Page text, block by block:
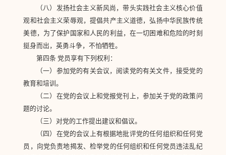
（八）发扬社会主义新风尚，带头实践社会主义核心价值
观和社会主义荣辱观，提倡共产主义道德，弘扬中华民族传统
美德，为了保护国家和人民的利益，在一切困难和危险的时刻
挺身而出，英勇斗争，不怕牺牲。
第四条 党员享有下列权利：
（一）参加党的有关会议，阅读党的有关文件，接受党的
教育和培训。
（二）在党的会议上和党报党刊上，参加关于党的政策问
题的讨论。
（三）对党的工作提出建议和倡议。
（四）在党的会议上有根据地批评党的任何组织和任何党
员，向党负责地揭发、检举党的任何组织和任何党员违法乱纪